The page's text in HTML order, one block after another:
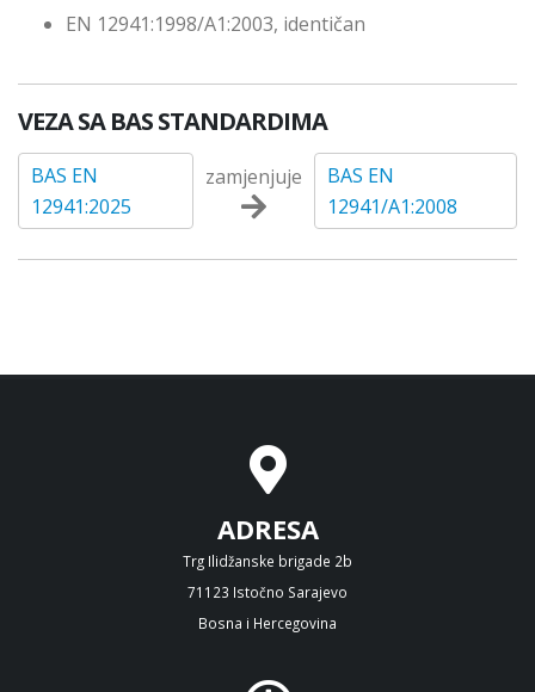
EN 12941:1998/A1:2003, identičan
VEZA SA BAS STANDARDIMA
BAS EN
12941:2025
zamjenjuje
BAS EN
12941/A1:2008
ADRESA
Trg Ilidžanske brigade 2b
71123 Istočno Sarajevo
Bosna i Hercegovina